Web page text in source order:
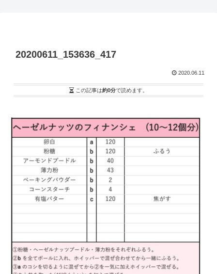
20200611_153636_417
2020.06.11
この記事は約0分で読めます。